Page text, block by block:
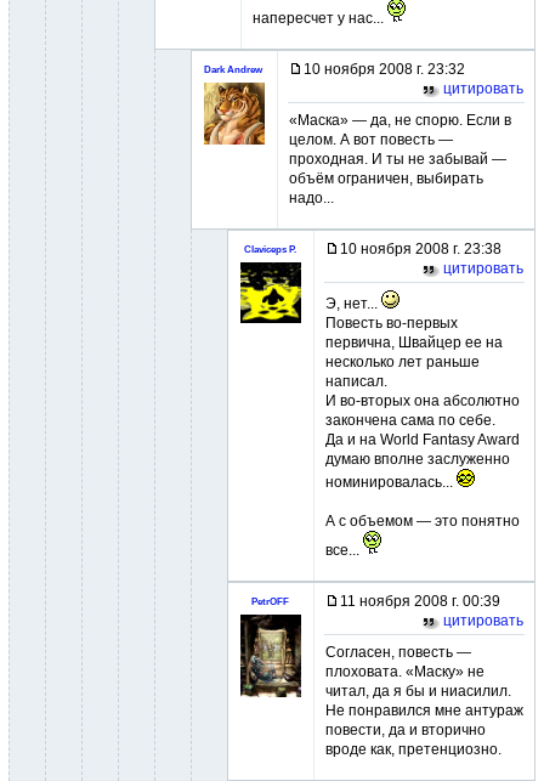
напересчет у нас...
Dark Andrew
10 ноября 2008 г. 23:32
цитировать
«Маска» — да, не спорю. Если в
целом. А вот повесть —
проходная. И ты не забывай —
объём ограничен, выбирать
надо...
Claviceps P.
10 ноября 2008 г. 23:38
цитировать
Э, нет...
Повесть во-первых
первична, Швайцер ее на
несколько лет раньше
написал.
И во-вторых она абсолютно
закончена сама по себе.
Да и на World Fantasy Award
думаю вполне заслуженно
номинировалась...
А с объемом — это понятно
все...
PetrOFF
11 ноября 2008 г. 00:39
цитировать
Согласен, повесть —
плоховата. «Маску» не
читал, да я бы и ниасилил.
Не понравился мне антураж
повести, да и вторично
вроде как, претенциозно.